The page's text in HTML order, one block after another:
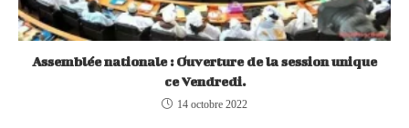
Assemblée nationale : Ouverture de la session unique
ce Vendredi.
14 octobre 2022